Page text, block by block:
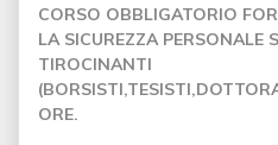
CORSO OBBLIGATORIO
LA SICUREZZA PERSONALE
TIROCINANTI
ORE.